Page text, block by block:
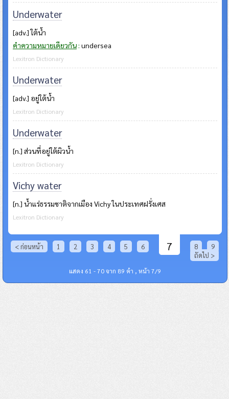
Underwater
[adv.] ใต้น้ำ
คำความหมายเดียวกัน : undersea
Lexitron Dictionary
Underwater
[adv.] อยู่ใต้น้ำ
Lexitron Dictionary
Underwater
[n.] ส่วนที่อยู่ใต้ผิวน้ำ
Lexitron Dictionary
Vichy water
[n.] น้ำแร่ธรรมชาติจากเมือง Vichy ในประเทศฝรั่งเศส
Lexitron Dictionary
< ก่อนหน้า 1 2 3 4 5 6 7 8
9
ถัดไป >
แสดง 61 - 70 จาก 89 คำ , หน้า 7/9